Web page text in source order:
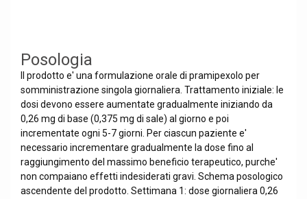
Posologia
Il prodotto e' una formulazione orale di pramipexolo per
somministrazione singola giornaliera. Trattamento iniziale: le
dosi devono essere aumentate gradualmente iniziando da
0,26 mg di base (0,375 mg di sale) al giorno e poi
incrementate ogni 5-7 giorni. Per ciascun paziente e'
necessario incrementare gradualmente la dose fino al
raggiungimento del massimo beneficio terapeutico, purche'
non compaiano effetti indesiderati gravi. Schema posologico
ascendente del prodotto. Settimana 1: dose giornaliera 0,26